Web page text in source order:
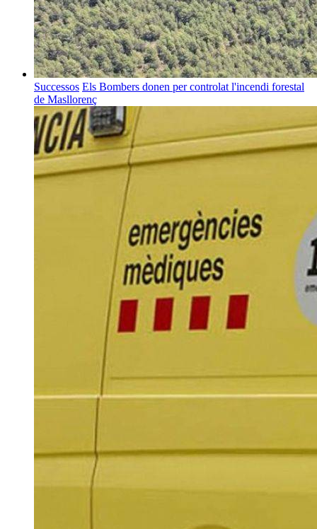
Successos Els Bombers donen per controlat l'incendi forestal
de Masllorenç